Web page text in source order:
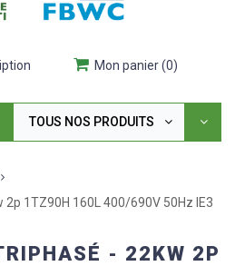
Mon panier(0)
TOUS NOS PRODUITS
1TZ90H 160L 400/690V 50Hz IE3
- 22KW 2P